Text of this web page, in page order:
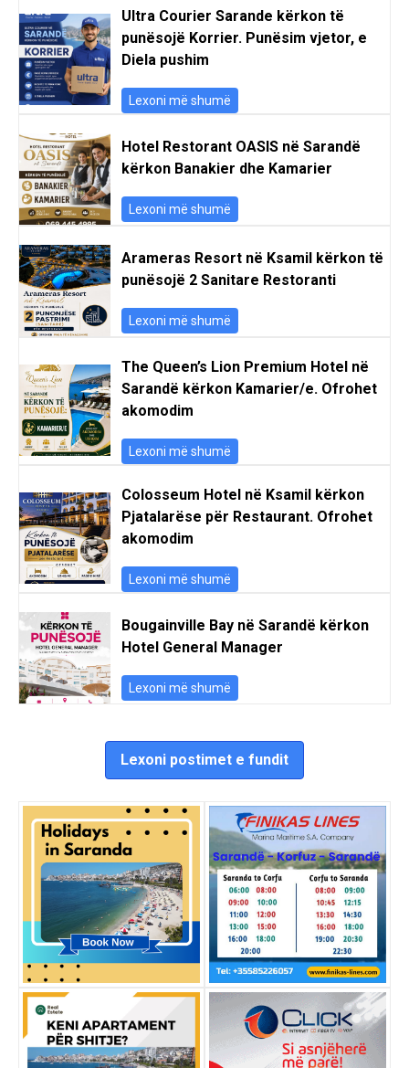
Ultra Courier Sarande kërkon të
punësojë Korrier. Punësim vjetor, e
Diela pushim
Lexoni më shumë
Hotel Restorant OASIS në Sarandë
kërkon Banakier dhe Kamarier
Lexoni më shumë
Arameras Resort në Ksamil kërkon të
punësojë 2 Sanitare Restoranti
Lexoni më shumë
The Queen’s Lion Premium Hotel në
Sarandë kërkon Kamarier/e. Ofrohet
akomodim
Lexoni më shumë
Colosseum Hotel në Ksamil kërkon
Pjatalarëse për Restaurant. Ofrohet
akomodim
Lexoni më shumë
Bougainville Bay në Sarandë kërkon
Hotel General Manager
Lexoni më shumë
Lexoni postimet e fundit